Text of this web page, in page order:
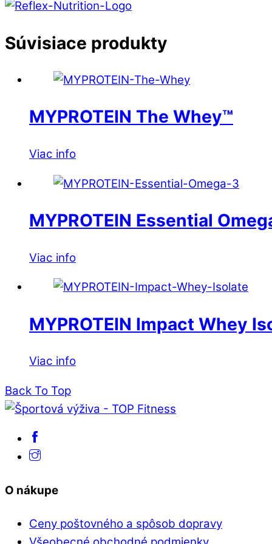
Súvisiace produkty
MYPROTEIN The Whey™
Viac info
MYPROTEIN Essential
Viac info
MYPROTEIN Impact Whey
Viac info
Back To Top
O nákupe
Ceny poštovného a spôsob dopravy